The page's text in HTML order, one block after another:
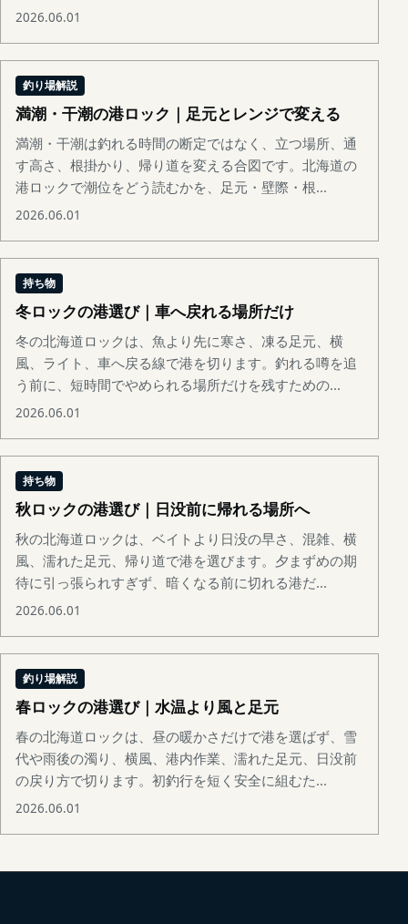
2026.06.01
釣り場解説
満潮・干潮の港ロック｜足元とレンジで変える
満潮・干潮は釣れる時間の断定ではなく、立つ場所、通
す高さ、根掛かり、帰り道を変える合図です。北海道の
港ロックで潮位をどう読むかを、足元・壁際・根...
2026.06.01
持ち物
冬ロックの港選び｜車へ戻れる場所だけ
冬の北海道ロックは、魚より先に寒さ、凍る足元、横
風、ライト、車へ戻る線で港を切ります。釣れる噂を追
う前に、短時間でやめられる場所だけを残すための...
2026.06.01
持ち物
秋ロックの港選び｜日没前に帰れる場所へ
秋の北海道ロックは、ベイトより日没の早さ、混雑、横
風、濡れた足元、帰り道で港を選びます。夕まずめの期
待に引っ張られすぎず、暗くなる前に切れる港だ...
2026.06.01
釣り場解説
春ロックの港選び｜水温より風と足元
春の北海道ロックは、昼の暖かさだけで港を選ばず、雪
代や雨後の濁り、横風、港内作業、濡れた足元、日没前
の戻り方で切ります。初釣行を短く安全に組むた...
2026.06.01